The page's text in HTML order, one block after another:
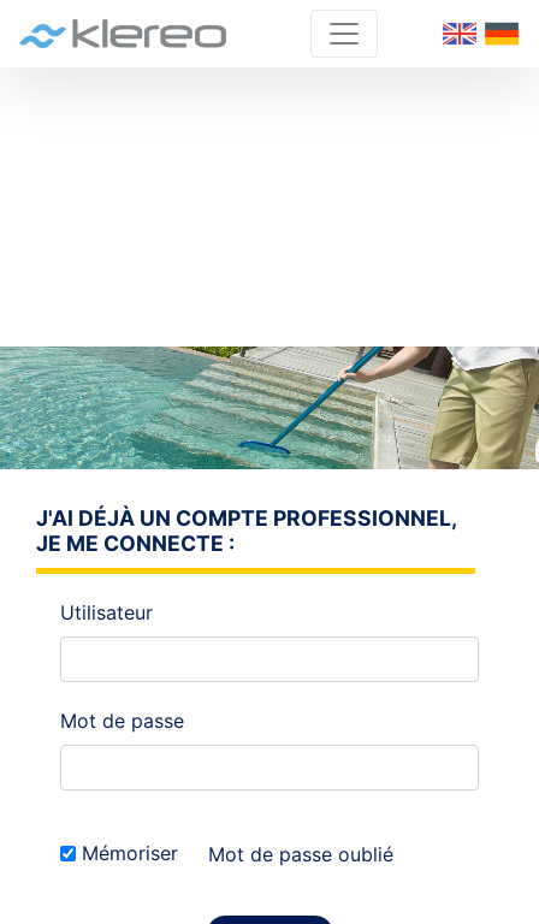
J'AI DÉJÀ UN COMPTE PROFESSIONNEL,
JE ME CONNECTE :
Utilisateur
Mot de passe
Mémoriser Mot de passe oublié